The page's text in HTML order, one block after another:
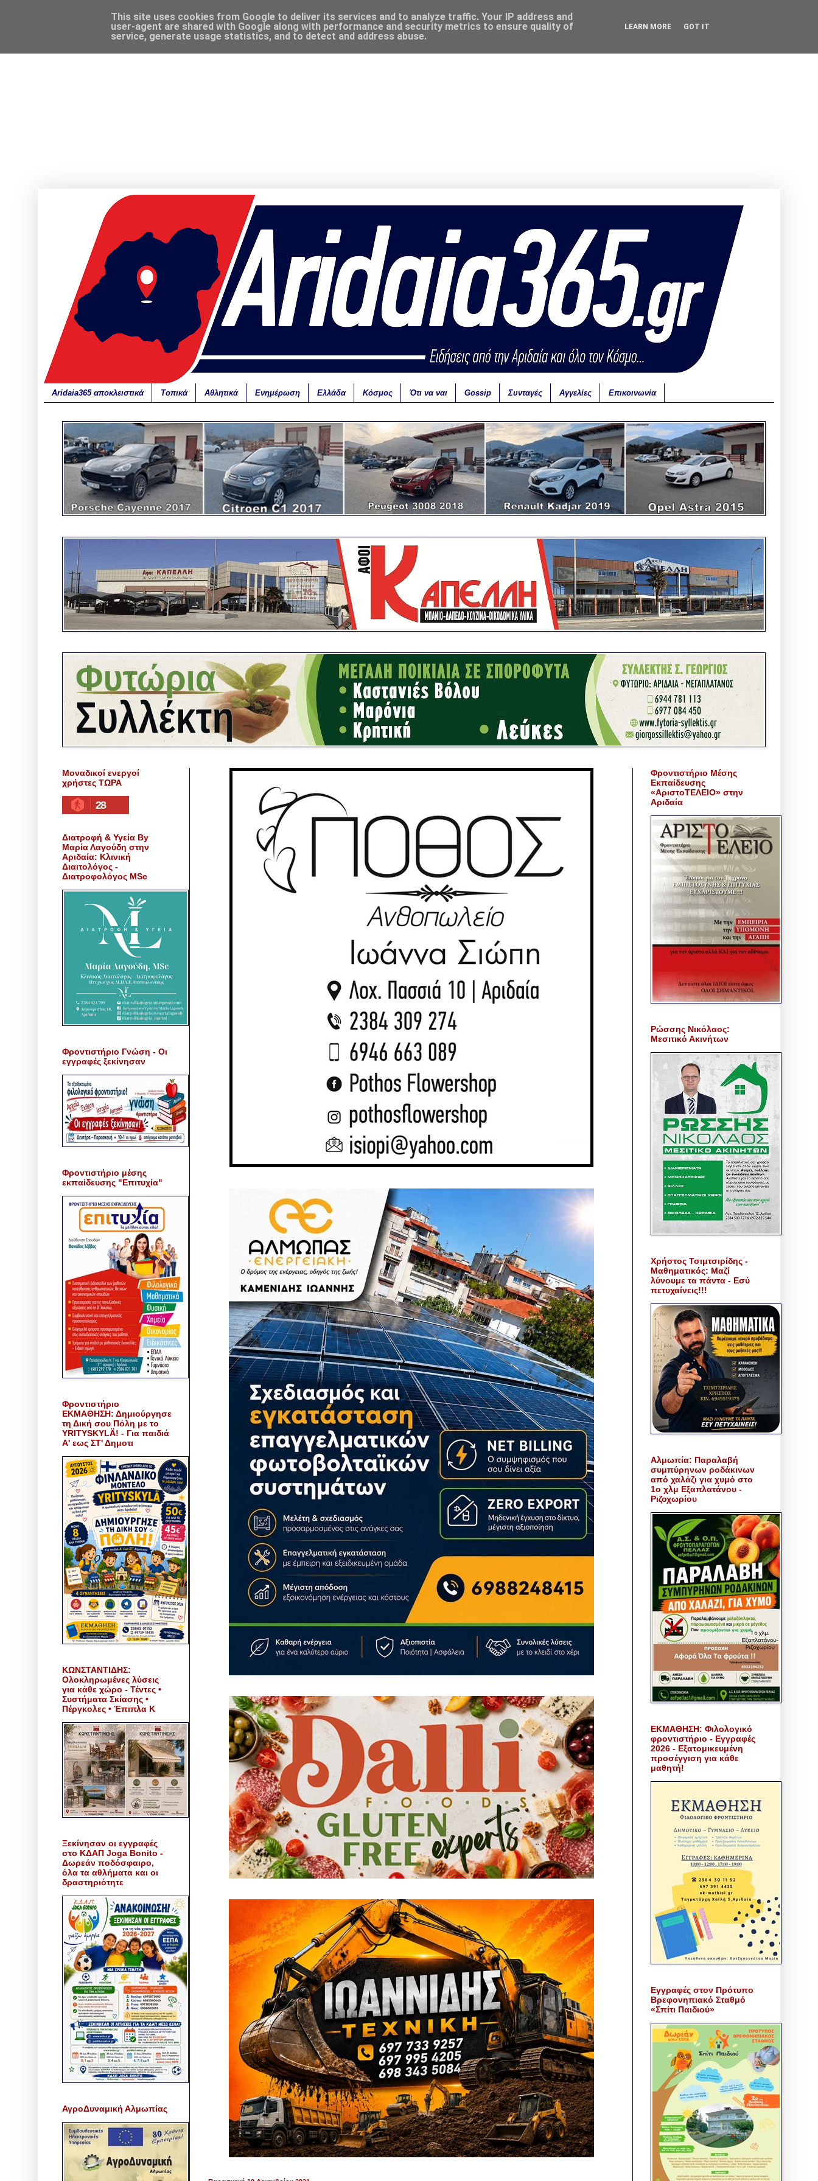
Aridaia365 αποκλειστικά Τοπικά Αθλητικά Ενημέρωση Ελλάδα Κόσμος Ότι να ναι Gossip Συνταγές Αγγελίες Επικοινωνία
Μοναδικοί ενεργοί
χρήστες ΤΩΡΑ
28
Διατροφή & Υγεία By
Μαρία Λαγούδη στην
Αριδαία: Κλινική
Διαιτολόγος -
Διατροφολόγος MSc
Φροντιστήριο Γνώση - Οι
εγγραφές ξεκίνησαν
Φροντιστήριο μέσης
εκπαίδευσης "Επιτυχία"
Φροντιστήριο
ΕΚΜΑΘΗΣΗ: Δημιούργησε
τη Δική σου Πόλη με το
YRITYSKYLÄ! - Για παιδιά
Α' εως ΣΤ' Δημοτι
ΚΩΝΣΤΑΝΤΙΔΗΣ:
Ολοκληρωμένες λύσεις
για κάθε χώρο - Τέντες •
Συστήματα Σκίασης •
Πέργκολες • Έπιπλα Κ
Ξεκίνησαν οι εγγραφές
στο ΚΔΑΠ Joga Bonito -
Δωρεάν ποδόσφαιρο,
όλα τα αθλήματα και οι
δραστηριότητε
ΑγροΔυναμική Αλμωπίας
Φροντιστήριο Μέσης
Εκπαίδευσης
«ΑριστοΤΕΛΕΙΟ» στην
Αριδαία
Ρώσσης Νικόλαος:
Μεσιτικό Ακινήτων
Χρήστος Τσιμτσιρίδης -
Μαθηματικός: Μαζί
λύνουμε τα πάντα - Εσύ
πετυχαίνεις!!!
Αλμωπία: Παραλαβή
συμπύρηνων ροδάκινων
από χαλάζι για χυμό στο
1ο χλμ Εξαπλατάνου -
Ριζοχωρίου
ΕΚΜΑΘΗΣΗ: Φιλολογικό
φροντιστήριο - Εγγραφές
2026 - Εξατομικευμένη
προσέγγιση για κάθε
μαθητή!
Εγγραφές στον Πρότυπο
Βρεφονηπιακό Σταθμό
«Σπίτι Παιδιού»
This site uses cookies from Google to deliver its services and to analyze traffic. Your IP address and
user-agent are shared with Google along with performance and security metrics to ensure quality of
service, generate usage statistics, and to detect and address abuse.
LEARN MORE GOT IT